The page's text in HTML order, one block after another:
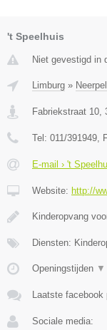
't Speelhuis
Niet gevestigd in
Limburg »
Fabriekstraat 10
Tel: 011/391949 ,
E-mail › 't
Website: http://
Kinderopvang
Diensten:
Openingstijden ▼
Laatste facebook
Sociale media: